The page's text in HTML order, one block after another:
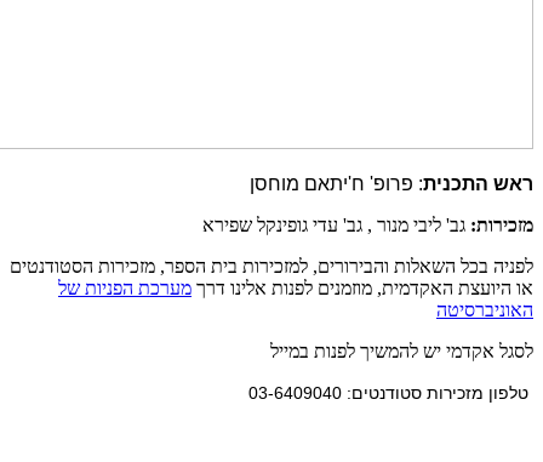
ראש התכנית: פרופ' ח'יתאם מוחסן
מזכירות: גב' ליבי מנור , גב' עדי גופינקל שפירא
לפניה בכל השאלות והבירורים, למזכירות בית הספר, מזכירות הסטודנטים
או היועצת האקדמית, מוזמנים לפנות אלינו דרך מערכת הפניות של
האוניברסיטה
לסגל אקדמי יש להמשיך לפנות במייל
טלפון מזכירות סטודנטים: 03-6409040